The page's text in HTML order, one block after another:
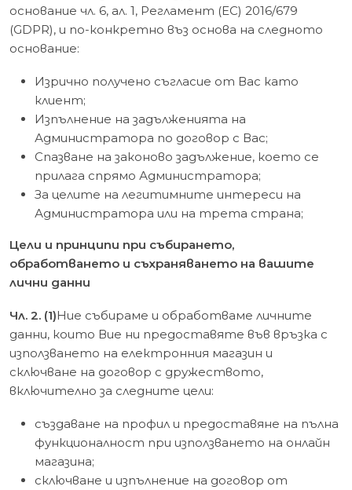
основание чл. 6, ал. 1, Регламент (ЕС) 2016/679
(GDPR), и по-конкретно въз основа на следното
основание:
Изрично получено съгласие от Вас като
клиент;
Изпълнение на задълженията на
Администратора по договор с Вас;
Спазване на законово задължение, което се
прилага спрямо Администратора;
За целите на легитимните интереси на
Администратора или на трета страна;
Цели и принципи при събирането,
обработването и съхраняването на вашите
лични данни
Чл. 2. (1)Ние събираме и обработваме личните
данни, които Вие ни предоставяте във връзка с
използването на електронния магазин и
сключване на договор с дружеството,
включително за следните цели:
създаване на профил и предоставяне на пълна
функционалност при използването на онлайн
магазина;
сключване и изпълнение на договор от